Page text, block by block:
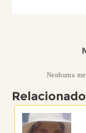
Nenhuma